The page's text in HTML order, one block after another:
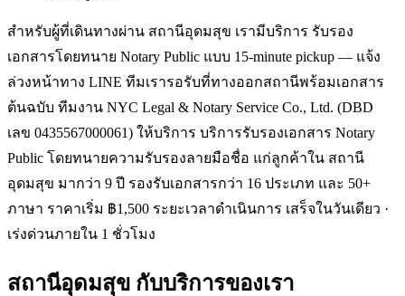
สำหรับผู้ที่เดินทางผ่าน สถานีอุดมสุข เรามีบริการ รับรอง
เอกสารโดยทนาย Notary Public แบบ 15-minute pickup — แจ้ง
ล่วงหน้าทาง LINE ทีมเรารอรับที่ทางออกสถานีพร้อมเอกสาร
ต้นฉบับ ทีมงาน NYC Legal & Notary Service Co., Ltd. (DBD
เลข 0435567000061) ให้บริการ บริการรับรองเอกสาร Notary
Public โดยทนายความรับรองลายมือชื่อ แก่ลูกค้าใน สถานี
อุดมสุข มากว่า 9 ปี รองรับเอกสารกว่า 16 ประเภท และ 50+
ภาษา ราคาเริ่ม ฿1,500 ระยะเวลาดำเนินการ เสร็จในวันเดียว ·
เร่งด่วนภายใน 1 ชั่วโมง
สถานีอุดมสุข กับบริการของเรา